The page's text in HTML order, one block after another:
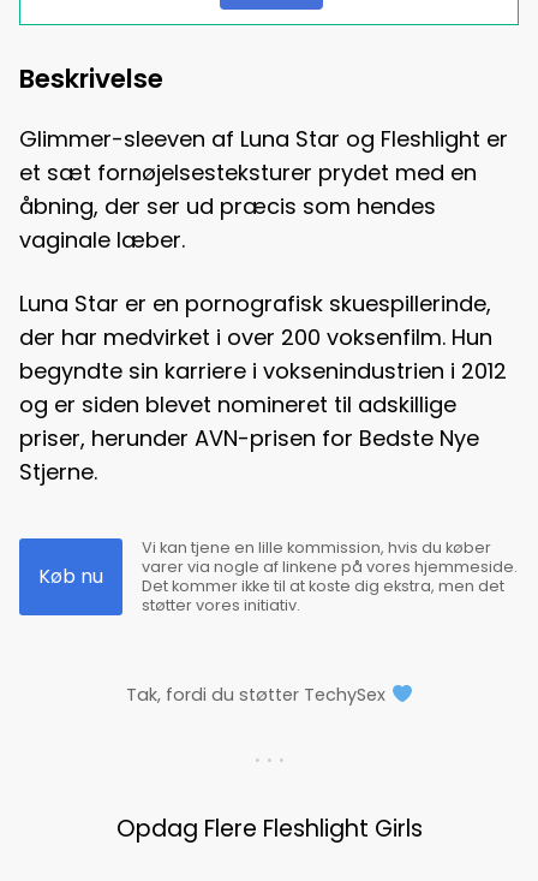
Beskrivelse
Glimmer-sleeven af Luna Star og Fleshlight er
et sæt fornøjelsesteksturer prydet med en
åbning, der ser ud præcis som hendes
vaginale læber.
Luna Star er en pornografisk skuespillerinde,
der har medvirket i over 200 voksenfilm. Hun
begyndte sin karriere i voksenindustrien i 2012
og er siden blevet nomineret til adskillige
priser, herunder AVN-prisen for Bedste Nye
Stjerne.
Køb nu
Vi kan tjene en lille kommission, hvis du køber
varer via nogle af linkene på vores hjemmeside.
Det kommer ikke til at koste dig ekstra, men det
støtter vores initiativ.
Tak, fordi du støtter TechySex
. . .
Opdag Flere Fleshlight Girls